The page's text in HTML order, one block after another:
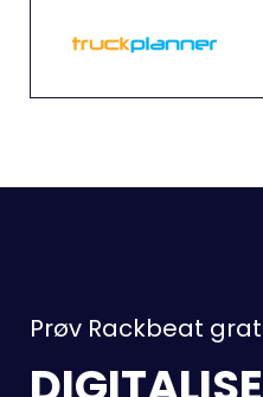
Prøv Rackbeat